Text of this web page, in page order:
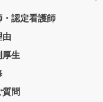
認定看護師
由
厚生
問